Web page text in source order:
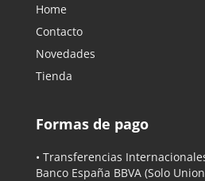
Home
Contacto
Novedades
Tienda
Formas de pago
• Transferencias
Banco España BBVA (Solo